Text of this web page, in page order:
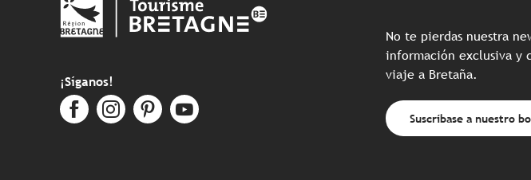
¡Síganos!
No te pierdas nuestra
información exclusiva y
viaje a Bretaña.
Suscríbase a nuestro